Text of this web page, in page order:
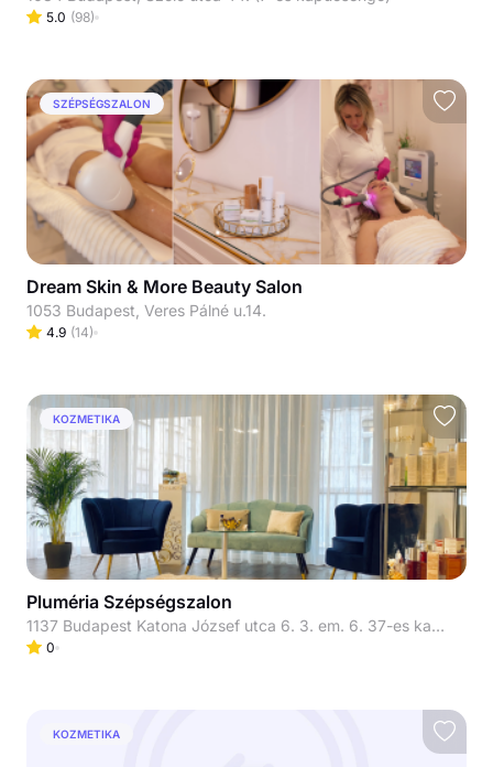
5.0 (98)
SZÉPSÉGSZALON
Dream Skin & More Beauty Salon
1053 Budapest, Veres Pálné u.14.
4.9 (14)
KOZMETIKA
Pluméria Szépségszalon
1137 Budapest Katona József utca 6. 3. em. 6. 37-es kapucsengő
0
KOZMETIKA